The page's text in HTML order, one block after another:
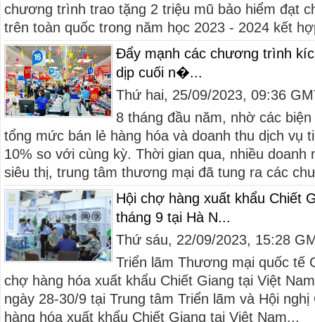
chương trình trao tặng 2 triệu mũ bảo hiểm đạt
trên toàn quốc trong năm học 2023 - 2024 kết
Đẩy mạnh các chương trình
dịp cuối n�...
Thứ hai, 25/09/2023, 09:36
8 tháng đầu năm, nhờ các
tổng mức bán lẻ hàng hóa và doanh thu dịch vụ
10% so với cùng kỳ. Thời gian qua, nhiều doanh
siêu thị, trung tâm thương mại đã tung ra các
Hội chợ hàng xuất khẩu Chiết
tháng 9 tại Hà N...
Thứ sáu, 22/09/2023, 15:28
Triển lãm Thương mại quốc tế
chợ hàng hóa xuất khẩu Chiết Giang tại Việt
ngày 28-30/9 tại Trung tâm Triển lãm và Hội
hàng hóa xuất khẩu Chiết Giang tại Việt Nam...